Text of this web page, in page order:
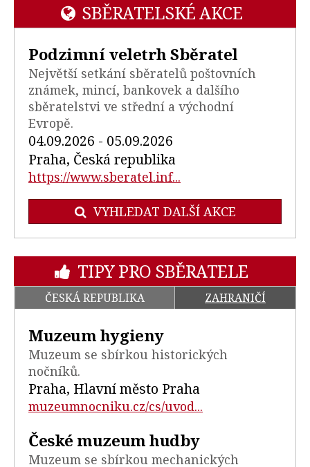
SBĚRATELSKÉ AKCE
Podzimní veletrh Sběratel
Největší setkání sběratelů poštovních
známek, mincí, bankovek a dalšího
sběratelstvi ve střední a východní
Evropě.
04.09.2026 - 05.09.2026
Praha, Česká republika
https://www.sberatel.inf...
VYHLEDAT DALŠÍ AKCE
TIPY PRO SBĚRATELE
ČESKÁ REPUBLIKA ZAHRANIČÍ
Muzeum hygieny
Muzeum se sbírkou historických
nočníků.
Praha, Hlavní město Praha
muzeumnocniku.cz/cs/uvod...
České muzeum hudby
Muzeum se sbírkou mechanických